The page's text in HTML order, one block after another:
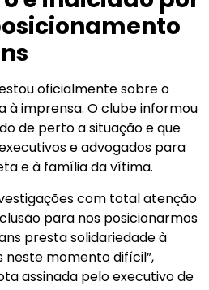
oficialmente sobre o
à imprensa. O clube informou
de perto a situação e que
e advogados para
e à família da vítima.
com total atenção
para nos posicionarmos
presta solidariedade à
neste momento difícil”,
assinada pelo executivo de